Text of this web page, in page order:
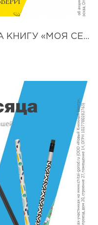
СПЕЦИАЛЬНАЯ ЦЕНА НА КНИГУ «МОЯ СЕМЬЯ И ДРУГИЕ ЗВЕРИ» – 659 РУБЛЕЙ